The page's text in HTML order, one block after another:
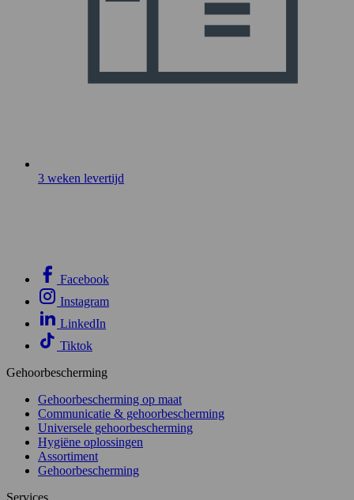
3 weken levertijd
Facebook
Instagram
LinkedIn
Tiktok
Gehoorbescherming
Gehoorbescherming op maat
Communicatie & gehoorbescherming
Universele gehoorbescherming
Hygiëne oplossingen
Assortiment
Gehoorbescherming